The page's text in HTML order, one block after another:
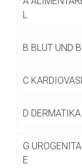
L
B BLUT UND
C
D DERMATIKA
G
E
Seite. Für die